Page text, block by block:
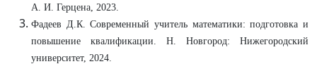
А. И. Герцена, 2023.
Фадеев Д.К. Современный учитель математики: подготовка и
повышение квалификации. Н. Новгород: Нижегородский
университет, 2024.